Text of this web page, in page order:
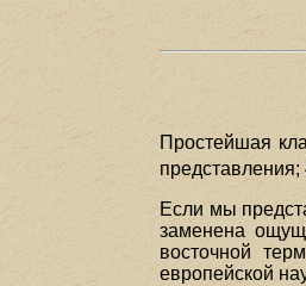
Простейшая
Если мы
заменена
восточной
европейской